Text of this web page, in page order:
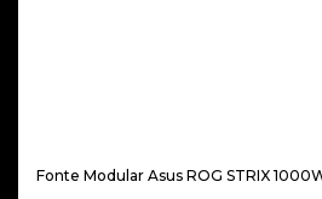
Fonte Modular Asus ROG STRIX